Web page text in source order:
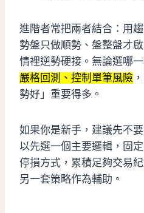
進階者常把兩者結合：用
勢盤只做順勢、盤整盤才
情裡逆勢硬接。無論選哪一
嚴格回測、控制單筆風險
勢好」重要得多。
如果你是新手，建議先不
以先選一個主要邏輯，固
停損方式，累積足夠交易
另一套策略作為輔助。